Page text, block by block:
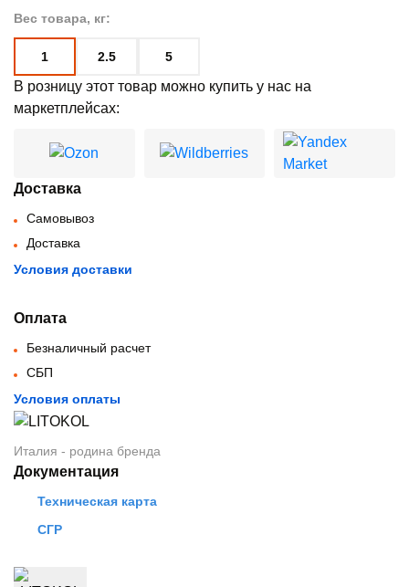
Вес товара, кг:
1 2.5 5
Италия - родина бренда
Документация
Техническая карта
СГР
Доставка
Самовывоз
Доставка
Условия доставки
Оплата
Безналичный расчет
СБП
Условия оплаты
В розницу этот товар можно купить у нас на
маркетплейсах: